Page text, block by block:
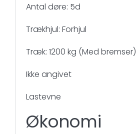
Antal døre: 5d
Trækhjul: Forhjul
Træk: 1200 kg (Med bremser)
Ikke angivet
Lastevne
Økonomi